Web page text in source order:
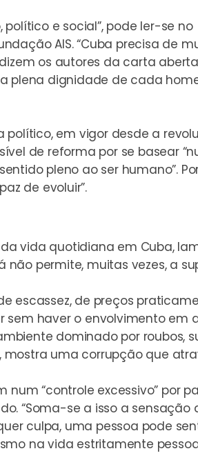
e social”, pode ler-se no
AIS. “Cuba precisa de
os autores da carta
plena dignidade de cada
político, em vigor desde a
de reforma por se basear
pleno ao ser humano”.
de evoluir”.
vida quotidiana em Cuba,
permite, muitas vezes, a
escassez, de preços
sem haver o envolvimento
dominado por roubos,
mostra uma corrupção que
“controle excessivo” por
“Soma-se a isso a sensação
culpa, uma pessoa pode
na vida estritamente